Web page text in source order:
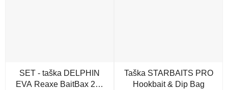
SET - taška DELPHIN
EVA Reaxe BaitBax 2x1
Taška STARBAITS PRO
Hookbait & Dip Bag